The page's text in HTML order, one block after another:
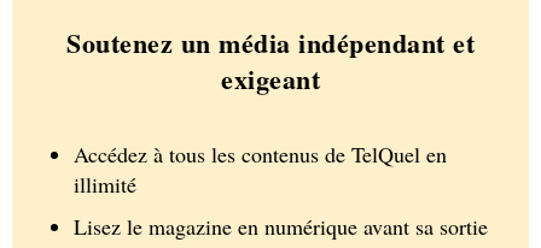
Soutenez un média indépendant et
exigeant
Accédez à tous les contenus de TelQuel en
illimité
Lisez le magazine en numérique avant sa sortie